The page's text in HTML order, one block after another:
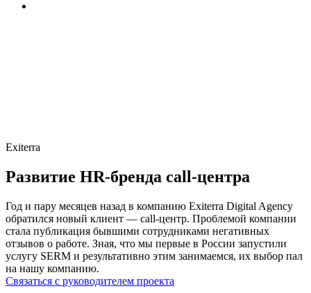
Exiterra
Развитие HR-бренда call-центра
Год и пару месяцев назад в компанию Exiterra Digital Agency
обратился новый клиент — call-центр. Проблемой компании
стала публикация бывшими сотрудниками негативных
отзывов о работе. Зная, что мы первые в России запустили
услугу SERM и результативно этим занимаемся, их выбор пал
на нашу компанию.
Связаться с руководителем проекта